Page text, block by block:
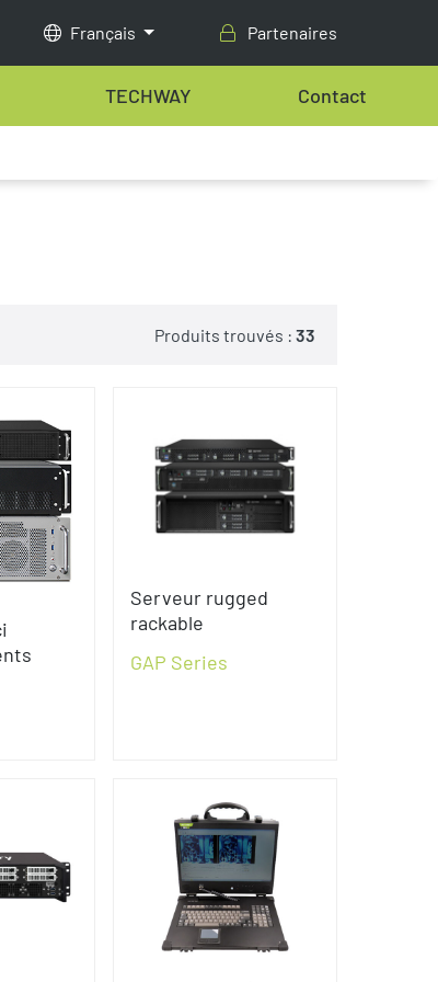
Français Partenaires
TECHWAY Contact
Produits trouvés : 33
Serveur rugged
rackable
GAP Series